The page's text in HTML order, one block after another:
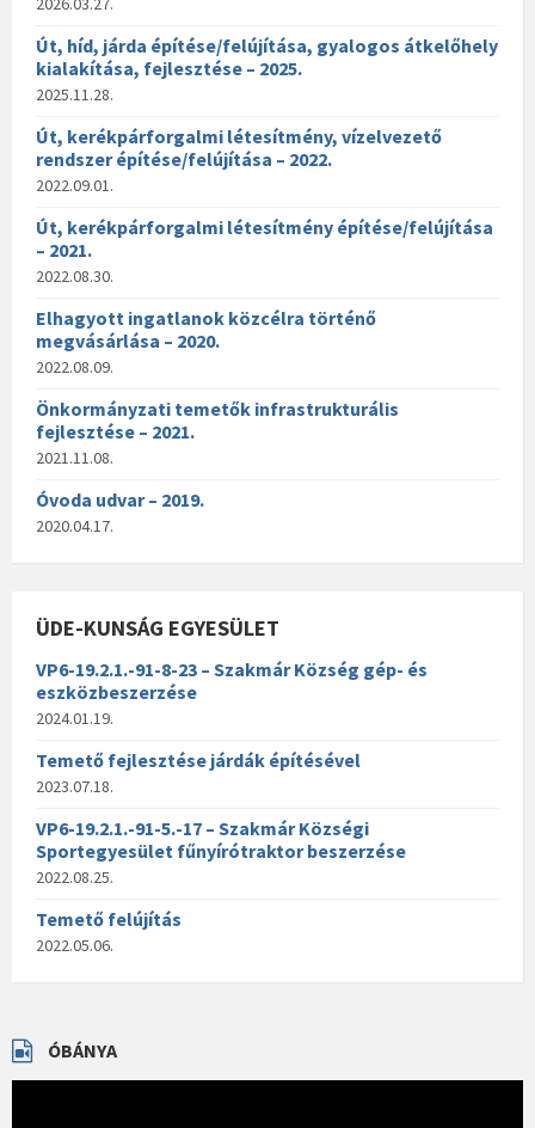
Út, híd, járda építése/felújítása, gyalogos átkelőhely
kialakítása, fejlesztése – 2025.
2025.11.28.
Út, kerékpárforgalmi létesítmény, vízelvezető
rendszer építése/felújítása – 2022.
2022.09.01.
Út, kerékpárforgalmi létesítmény építése/felújítása
– 2021.
2022.08.30.
Elhagyott ingatlanok közcélra történő
megvásárlása – 2020.
2022.08.09.
Önkormányzati temetők infrastrukturális
fejlesztése – 2021.
2021.11.08.
Óvoda udvar – 2019.
2020.04.17.
ÜDE-KUNSÁG EGYESÜLET
VP6-19.2.1.-91-8-23 – Szakmár Község gép- és
eszközbeszerzése
2024.01.19.
Temető fejlesztése járdák építésével
2023.07.18.
VP6-19.2.1.-91-5.-17 – Szakmár Községi
Sportegyesület fűnyírótraktor beszerzése
2022.08.25.
Temető felújítás
2022.05.06.
ÓBÁNYA